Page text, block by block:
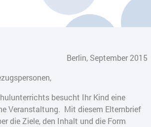
Berlin, September 2015
besucht Ihr Kind eine
Veranstaltung. Mit diesem Elternbrief
die Ziele, den Inhalt und die Form